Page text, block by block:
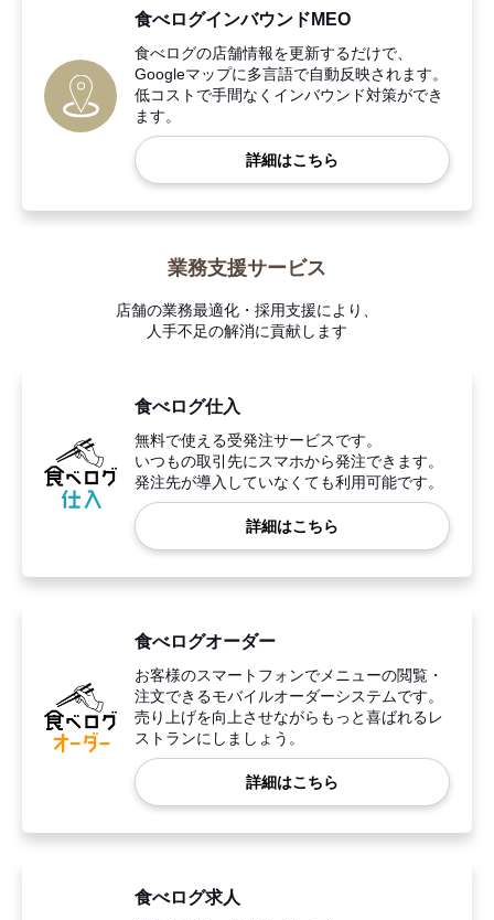
食べログインバウンドMEO
食べログの店舗情報を更新するだけで、
Googleマップに多言語で自動反映されます。
低コストで手間なくインバウンド対策ができ
ます。
詳細はこちら
業務支援サービス
店舗の業務最適化・採用支援により、
人手不足の解消に貢献します
食べログ仕入
無料で使える受発注サービスです。
いつもの取引先にスマホから発注できます。
発注先が導入していなくても利用可能です。
詳細はこちら
食べログオーダー
お客様のスマートフォンでメニューの閲覧・
注文できるモバイルオーダーシステムです。
売り上げを向上させながらもっと喜ばれるレ
ストランにしましょう。
詳細はこちら
食べログ求人